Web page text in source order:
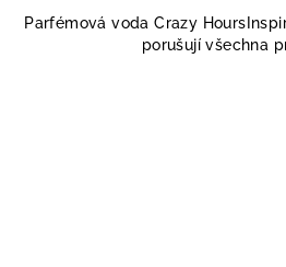
Parfémová voda Crazy
porušují všechna